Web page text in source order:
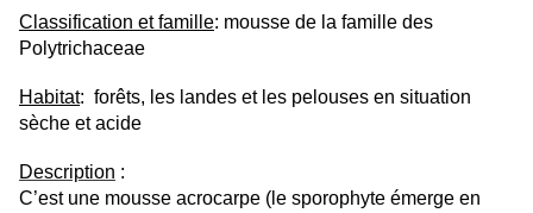
Classification et famille: mousse de la famille des
Polytrichaceae
Habitat: forêts, les landes et les pelouses en situation
sèche et acide
Description :
C’est une mousse acrocarpe (le sporophyte émerge en